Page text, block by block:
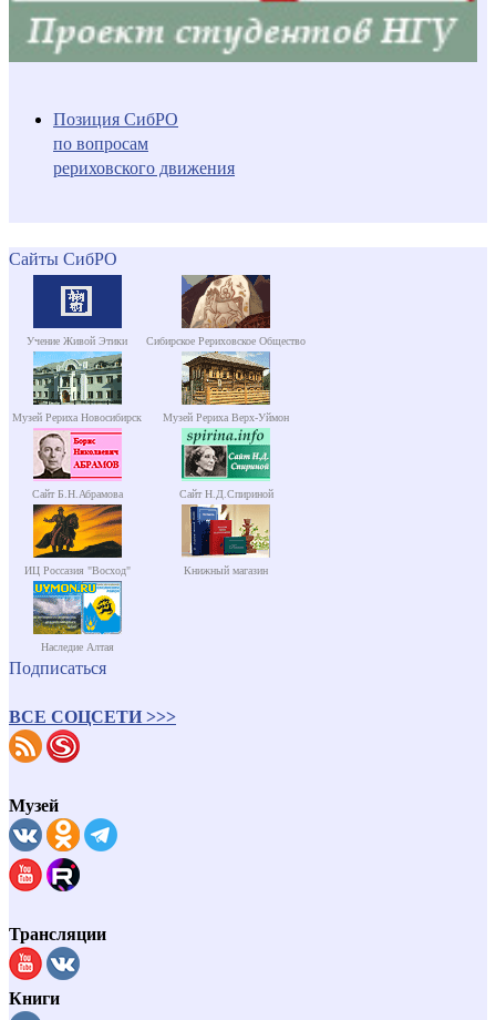
Позиция СибРО
по вопросам
рериховского движения
Сайты СибРО
Учение Живой Этики Сибирское Рериховское Общество
Музей Рериха Новосибирск Музей Рериха Верх-Уймон
Сайт Б.Н.Абрамова Сайт Н.Д.Спириной
ИЦ Россазия "Восход" Книжный магазин
Наследие Алтая
Подписаться
ВСЕ СОЦСЕТИ >>>
Музей
Трансляции
Книги